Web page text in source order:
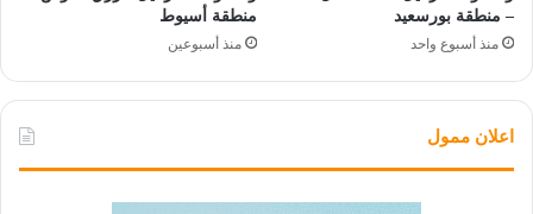
– منطقة بورسعيد
منذ أسبوع واحد
منطقة أسيوط
منذ أسبوعين
اعلان ممول